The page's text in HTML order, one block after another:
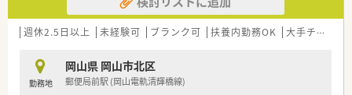
域は多種多様です。
■在宅実施店舗は年々増加しており、在宅医療へもしっかりと関
■育児休暇は3歳まで取得が可能で、時短制度は小学5年生まで
時短勤務ができるよう変更予定です。
■年間休日が120日とワークライフバランスが整っています
週休2.5日以上 未経験可 ブランク可 扶養内勤務OK 大手チェーン以外
勤務地
岡山県 岡山市北区
郵便局前駅 (岡山電軌清輝橋線)